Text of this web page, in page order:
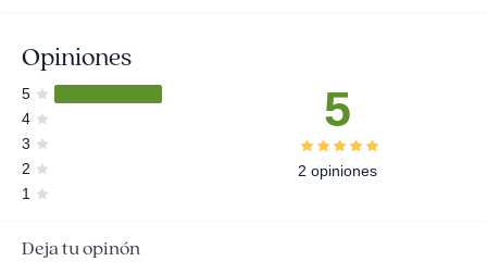
Opiniones
5
4
3
2
1
5
2 opiniones
Deja tu opinón